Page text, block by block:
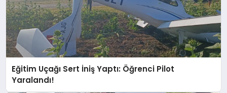
Eğitim Uçağı Sert İniş Yaptı: Öğrenci Pilot
Yaralandı!